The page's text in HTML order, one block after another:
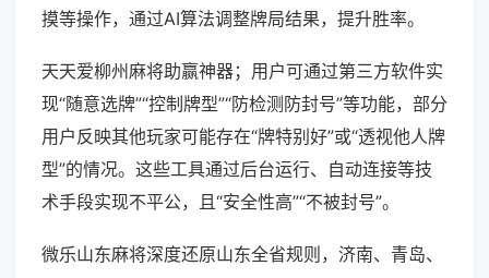
摸等操作，通过AI算法调整牌局结果，提升胜率。
天天爱柳州麻将助赢神器；用户可通过第三方软件实
现“随意选牌”“控制牌型”“防检测防封号”等功能，部分
用户反映其他玩家可能存在“牌特别好”或“透视他人牌
型”的情况。这些工具通过后台运行、自动连接等技
术手段实现不平公，且“安全性高”“不被封号”。
微乐山东麻将深度还原山东全省规则，济南、青岛、